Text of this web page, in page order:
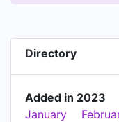
Directory
Added in 2023
January